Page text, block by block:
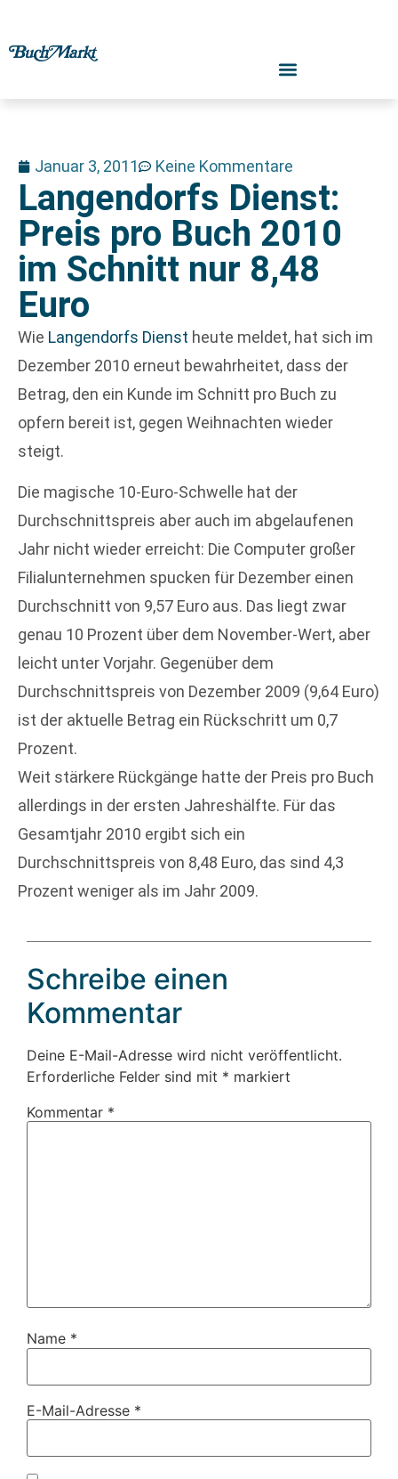
Januar 3, 2011 Keine Kommentare
Langendorfs Dienst:
Preis pro Buch 2010
im Schnitt nur 8,48
Euro
Wie Langendorfs Dienst heute meldet, hat sich im
Dezember 2010 erneut bewahrheitet, dass der
Betrag, den ein Kunde im Schnitt pro Buch zu
opfern bereit ist, gegen Weihnachten wieder
steigt.
Die magische 10-Euro-Schwelle hat der
Durchschnittspreis aber auch im abgelaufenen
Jahr nicht wieder erreicht: Die Computer großer
Filialunternehmen spucken für Dezember einen
Durchschnitt von 9,57 Euro aus. Das liegt zwar
genau 10 Prozent über dem November-Wert, aber
leicht unter Vorjahr. Gegenüber dem
Durchschnittspreis von Dezember 2009 (9,64 Euro)
ist der aktuelle Betrag ein Rückschritt um 0,7
Prozent.
Weit stärkere Rückgänge hatte der Preis pro Buch
allerdings in der ersten Jahreshälfte. Für das
Gesamtjahr 2010 ergibt sich ein
Durchschnittspreis von 8,48 Euro, das sind 4,3
Prozent weniger als im Jahr 2009.
Schreibe einen
Kommentar
Deine E-Mail-Adresse wird nicht veröffentlicht.
Erforderliche Felder sind mit * markiert
Kommentar *
Name *
E-Mail-Adresse *